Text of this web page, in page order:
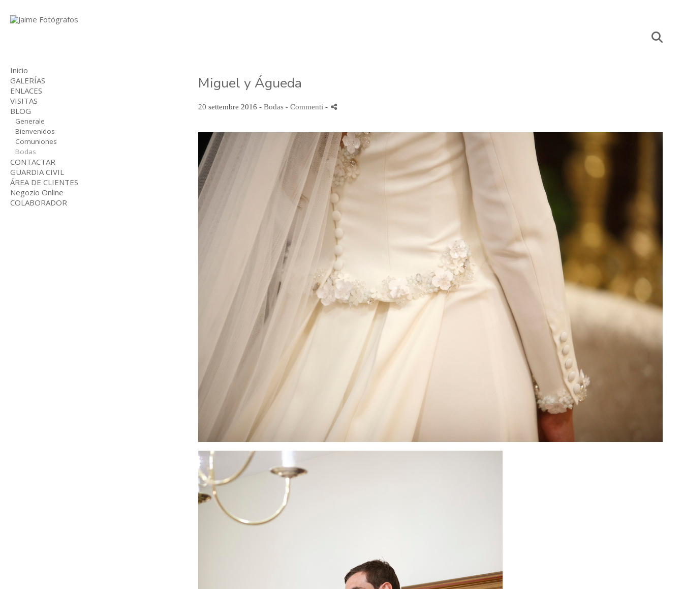
Inicio
GALERÍAS
BODAS
COMUNIONES
NIÑOS
INDUSTRIAL
ENLACES
VISITAS
BLOG
Generale
Bienvenidos
Comuniones
Bodas
CONTACTAR
GUARDIA CIVIL
ÁREA DE CLIENTES
Negozio Online
COLABORADOR
Miguel y Águeda
20 settembre 2016 - Bodas - Commenti -